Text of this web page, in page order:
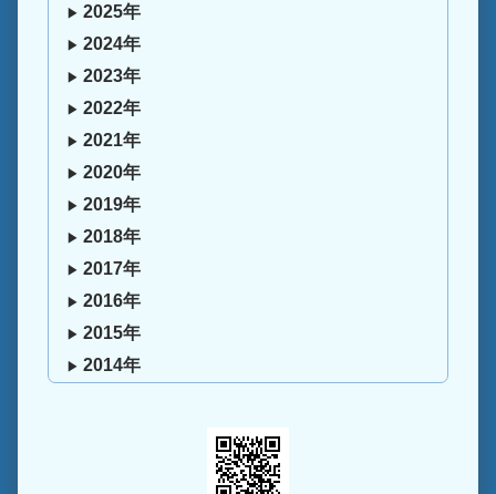
2025年
2024年
2023年
2022年
2021年
2020年
2019年
2018年
2017年
2016年
2015年
2014年